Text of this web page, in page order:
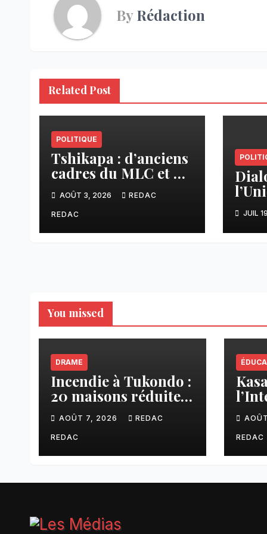
ByRédaction
Related Post
POLITIQUE
Tshikapa : d’anciens
cadres du MLC et de
CAAC rallient la
Dynamique pour la
Transformation du
Congo
AOÛT 3, 2026 REDAC
REDAC deJUIL
You missed
DRAME
Incendie à Tukondo :
20 maisons réduites
en cendres, plusieurs
familles sans abri
AOÛT 7, 2026 REDAC
REDAC
une
aux
REDAC